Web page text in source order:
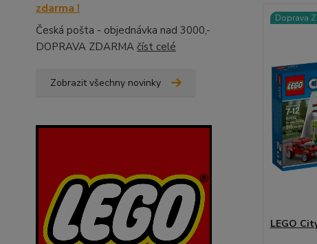
zdarma !
Česká pošta - objednávka nad 3000,-
DOPRAVA ZDARMA číst celé
Zobrazit všechny novinky
Doprava
LEGO